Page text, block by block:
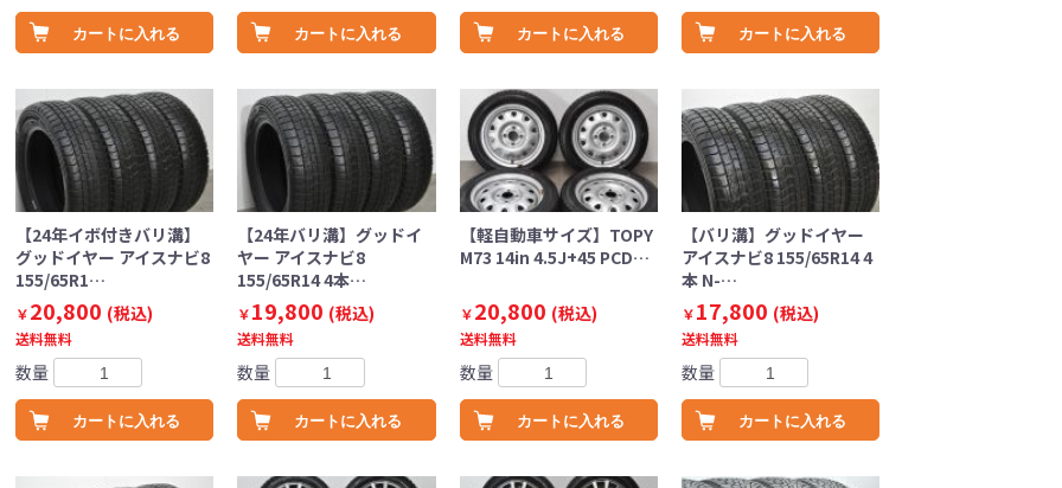
カートに入れる カートに入れる カートに入れる カートに入れる
【24年イボ付きバリ溝】
グッドイヤー アイスナビ8
155/65R1…
￥20,800 (税込)
送料無料
数量
カートに入れる
【24年バリ溝】グッドイ
ヤー アイスナビ8
155/65R14 4本…
￥19,800 (税込)
送料無料
数量
カートに入れる
【軽自動車サイズ】TOPY
M73 14in 4.5J+45 PCD…
￥20,800 (税込)
送料無料
数量
カートに入れる
【バリ溝】グッドイヤー
アイスナビ8 155/65R14 4
本 N-…
￥17,800 (税込)
送料無料
数量
カートに入れる